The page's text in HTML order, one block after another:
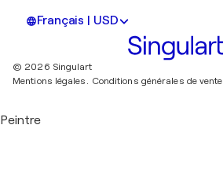
Français | USD
© 2026 Singulart
Mentions légales. Conditions générales de vente
Peintre